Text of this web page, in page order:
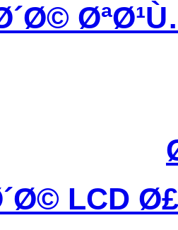
LCD